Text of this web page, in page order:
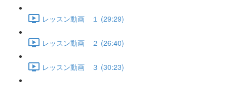
レッスン動画 １ (29:29)
レッスン動画 ２ (26:40)
レッスン動画 ３ (30:23)